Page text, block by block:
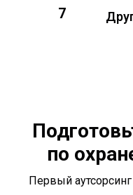
7
по
Первый